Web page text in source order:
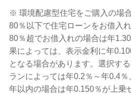
※ 環境配慮型住宅をご購入の場
80％以下で住宅ローンをお借入
80％超でお借入れの場合は年
果によっては、表示金利に年
となる場合があります。選択す
ランによっては年0.2％～年0.4
年以内の場合は年0.150％が上乗